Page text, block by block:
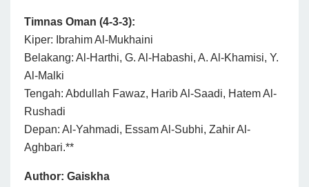
Timnas Oman (4-3-3):
Kiper: Ibrahim Al-Mukhaini
Belakang: Al-Harthi, G. Al-Habashi, A. Al-Khamisi, Y.
Al-Malki
Tengah: Abdullah Fawaz, Harib Al-Saadi, Hatem Al-
Rushadi
Depan: Al-Yahmadi, Essam Al-Subhi, Zahir Al-
Aghbari.**
Author: Gaiskha